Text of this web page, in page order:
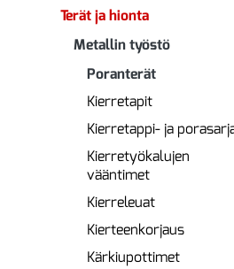
Terät ja hionta
Metallin työstö
Poranterät
Kierretapit
Kierretappi- ja
Kierretyökalujen
vääntimet
Kierreleuat
Kierteenkorjaus
Kärkiupottimet